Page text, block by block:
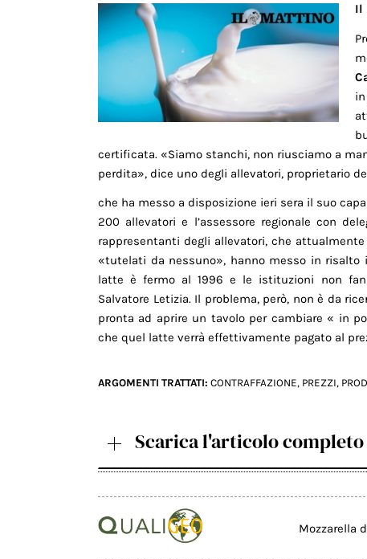
Il
certificata. «Siamo stanchi, non riusciamo a
perdita», dice uno degli allevatori, proprietario
che ha messo a disposizione ieri sera il suo
200 allevatori e l’assessore regionale con
rappresentanti degli allevatori, che
«tutelati da nessuno», hanno messo in
latte è fermo al 1996 e le istituzioni non
Salvatore Letizia. Il problema, però, non è da
pronta ad aprire un tavolo per cambiare « in
che quel latte verrà effettivamente pagato al
ARGOMENTI TRATTATI: CONTRAFFAZIONE, PREZZI,
Scarica l'articolo completo
Mozzarella